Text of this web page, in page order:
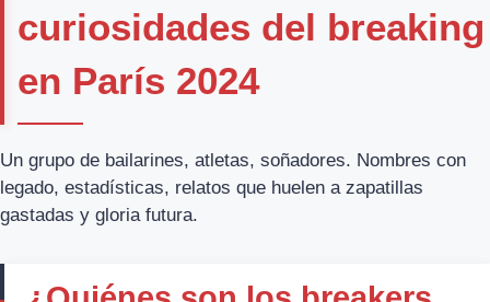
curiosidades del breaking
en París 2024
Un grupo de bailarines, atletas, soñadores. Nombres con
legado, estadísticas, relatos que huelen a zapatillas
gastadas y gloria futura.